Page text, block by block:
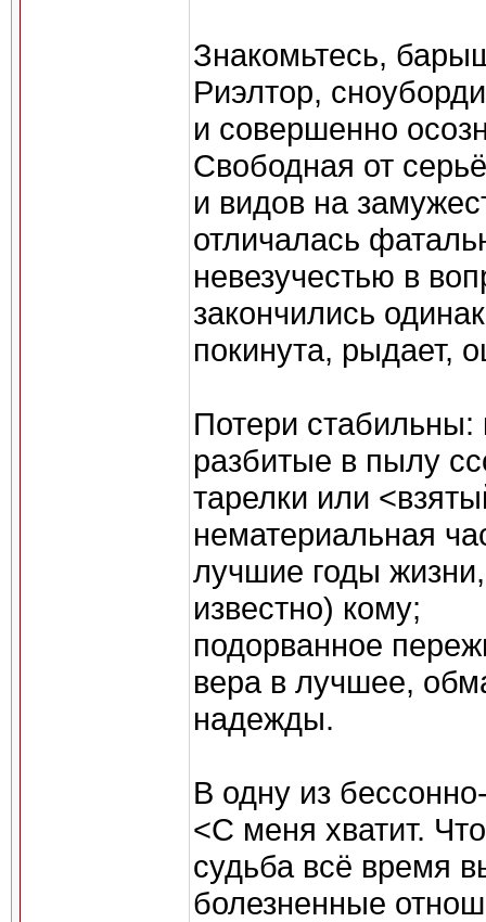
Знакомьтесь,
Риэлтор,
и совершенно
Свободная от
и видов на
отличалась
невезучестью в
закончились
покинута, рыдает,
Потери
разбитые в пылу
тарелки или
нематериальная
лучшие годы
известно) кому;
подорванное
вера в лучшее,
надежды.
В одну из
<С меня хватит.
судьба всё время
болезненные